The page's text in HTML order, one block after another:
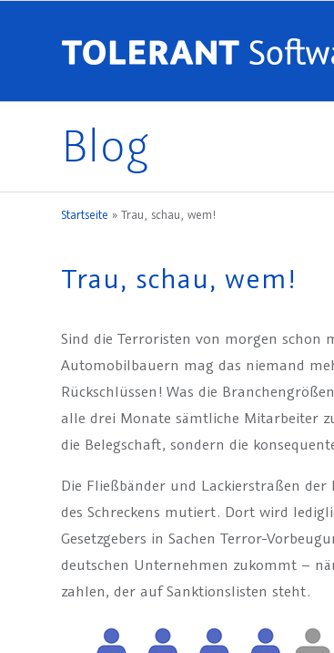
Blog
Startseite » Trau, schau, wem!
Trau, schau, wem!
Sind die Terroristen von morgen schon
Automobilbauern mag das niemand
Rückschlüssen! Was die
alle drei Monate sämtliche Mitarbeiter
die Belegschaft, sondern die
Die Fließbänder und Lackierstraßen
des Schreckens mutiert. Dort wird
Gesetzgebers in Sachen Terror-
deutschen Unternehmen zukommt –
zahlen, der auf Sanktionslisten steht.